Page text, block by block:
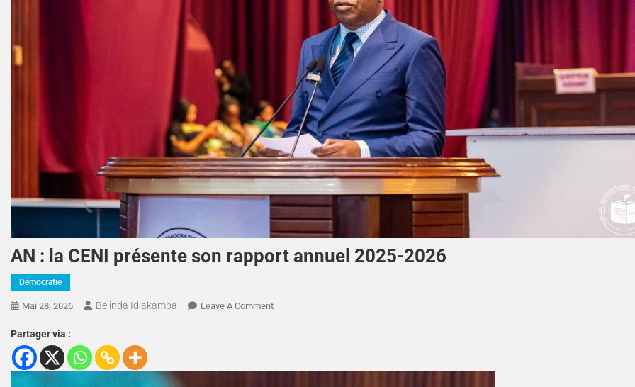
AN : la CENI présente son rapport annuel 2025-2026
Démocratie
Mai 28, 2026 Belinda Idiakamba Leave A Comment
Partager via :